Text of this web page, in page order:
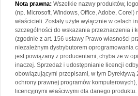
Nota prawna: Wszelkie nazwy produktów,
(np. Microsoft, Windows, Office, Adobe, Corel)
właścicieli. Zostały użyte wyłącznie w celach
szczególności do wskazania przeznaczenia i
(zgodnie z art. 156 ustawy Prawo własności
niezależnym dystrybutorem oprogramowania
jest powiązany z producentami, chyba że w
inaczej. Sprzedaż i udostępnianie licencji
obowiązującymi przepisami, w tym Dyrektywą
ochrony prawnej programów
licencyjnymi właściwymi dla danego produktu.